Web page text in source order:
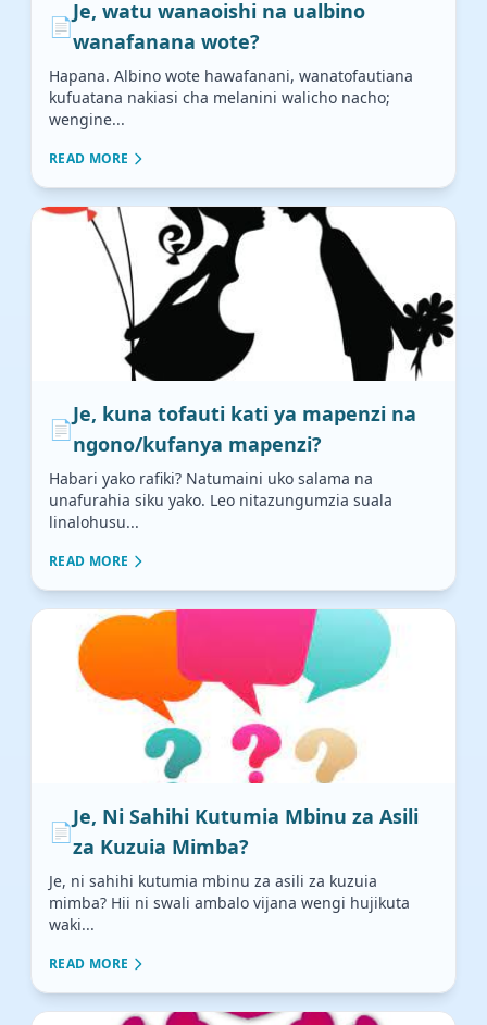
📄
Je, watu wanaoishi na ualbino
wanafanana wote?
Hapana. Albino wote hawafanani, wanatofautiana
kufuatana nakiasi cha melanini walicho nacho;
wengine...
READ MORE
📄
Je, kuna tofauti kati ya mapenzi na
ngono/kufanya mapenzi?
Habari yako rafiki? Natumaini uko salama na
unafurahia siku yako. Leo nitazungumzia suala
linalohusu...
READ MORE
📄
Je, Ni Sahihi Kutumia Mbinu za Asili
za Kuzuia Mimba?
Je, ni sahihi kutumia mbinu za asili za kuzuia
mimba? Hii ni swali ambalo vijana wengi hujikuta
waki...
READ MORE